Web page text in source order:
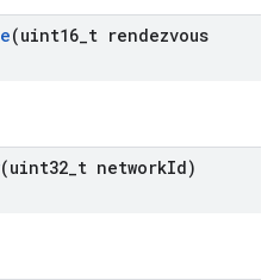
(uint16 t rendezvous
(uint32 t networkId)